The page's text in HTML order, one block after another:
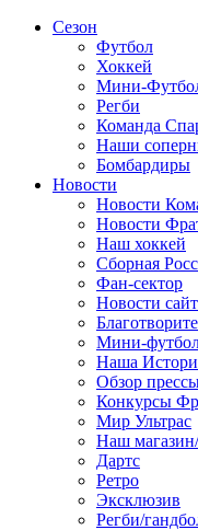
Сезон
Футбол
Хоккей
Мини-
Регби
Команда
Наши
Бомбардиры
Новости
Новости
Новости
Наш хоккей
Сборная
Фан-cектор
Новости
Мини-
Наша
Обзор
Конкурсы
Мир Ультрас
Наш
Дартс
Ретро
Эксклюзив
Регби/